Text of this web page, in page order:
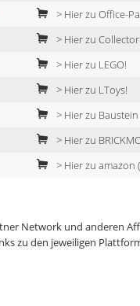
> Hier zu Office-
> Hier zu
> Hier zu LEGO!
> Hier zu LToys!
> Hier zu
> Hier zu
> Hier zu amazon
Network und anderen
zu den jeweiligen